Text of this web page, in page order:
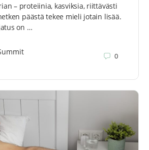
– proteiinia, kasviksia, riittävästi
päästä tekee mieli jotain lisää.
on …
0